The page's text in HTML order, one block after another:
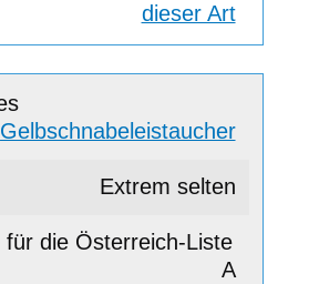
dieser Art
Gelbschnabeleistaucher
Extrem selten
A